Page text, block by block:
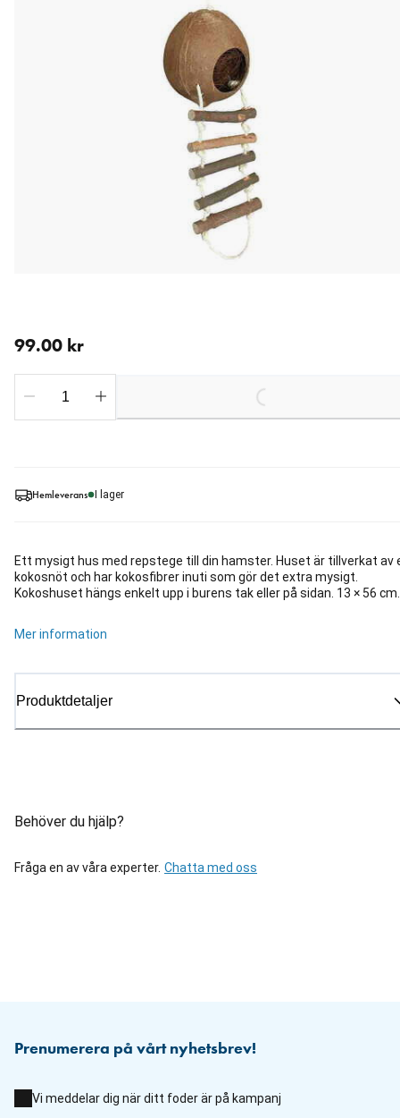
Hemleverans I lager
Ett mysigt hus med repstege till din hamster. Huset är tillverkat av
kokosnöt och har kokosfibrer inuti som gör det extra mysigt.
Kokoshuset hängs enkelt upp i burens tak eller på sidan. 13 × 56 cm.
Mer information
Produktdetaljer
Behöver du hjälp?
Fråga en av våra experter. Chatta med oss
99.00 kr
Loading...
Prenumerera på vårt nyhetsbrev!
Vi meddelar dig när ditt foder är på kampanj